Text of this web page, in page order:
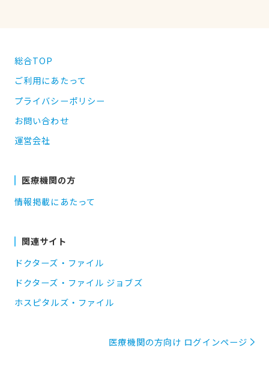
総合TOP
ご利用にあたって
プライバシーポリシー
お問い合わせ
運営会社
医療機関の方
情報掲載にあたって
関連サイト
ドクターズ・ファイル
ドクターズ・ファイル ジョブズ
ホスピタルズ・ファイル
医療機関の方向け ログインページ